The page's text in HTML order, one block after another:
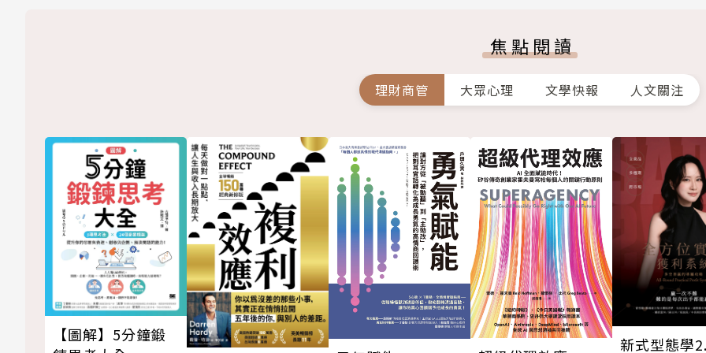
焦點閱讀
理財商管 大眾心理 文學快報 人文關注
【圖解】5分鐘鍛
新式型態